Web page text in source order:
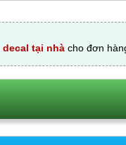
tại nhà cho đơn